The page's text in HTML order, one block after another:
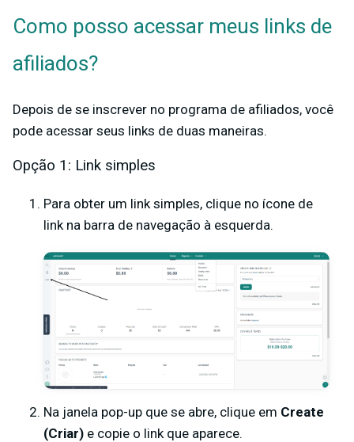
Como posso acessar meus links de
afiliados?
Depois de se inscrever no programa de afiliados, você
pode acessar seus links de duas maneiras.
Opção 1: Link simples
Para obter um link simples, clique no ícone de
link na barra de navegação à esquerda.
Na janela pop-up que se abre, clique em Create
(Criar) e copie o link que aparece.